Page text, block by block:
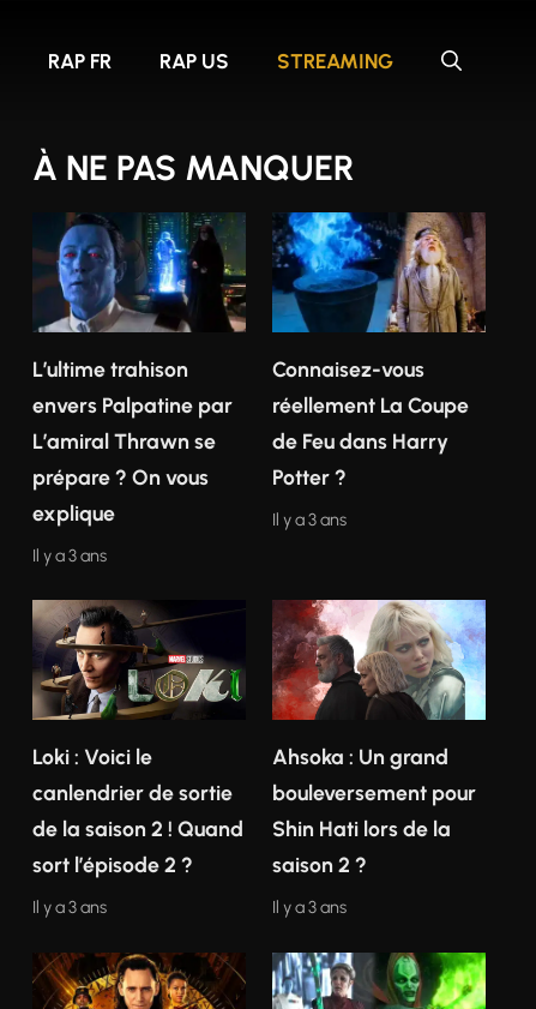
RAP FR RAP US STREAMING
À NE PAS MANQUER
L’ultime trahison
envers Palpatine par
L’amiral Thrawn se
prépare ? On vous
explique
Il y a 3 ans
Connaisez-vous
réellement La Coupe
de Feu dans Harry
Potter ?
Il y a 3 ans
Loki : Voici le
canlendrier de sortie
de la saison 2 ! Quand
sort l’épisode 2 ?
Il y a 3 ans
Ahsoka : Un grand
bouleversement pour
Shin Hati lors de la
saison 2 ?
Il y a 3 ans